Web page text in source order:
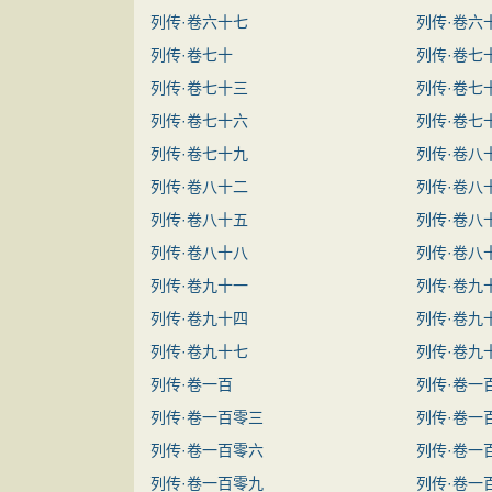
列传·卷六十七
列传·卷六
列传·卷七十
列传·卷七
列传·卷七十三
列传·卷七
列传·卷七十六
列传·卷七
列传·卷七十九
列传·卷八
列传·卷八十二
列传·卷八
列传·卷八十五
列传·卷八
列传·卷八十八
列传·卷八
列传·卷九十一
列传·卷九
列传·卷九十四
列传·卷九
列传·卷九十七
列传·卷九
列传·卷一百
列传·卷一
列传·卷一百零三
列传·卷一
列传·卷一百零六
列传·卷一
列传·卷一百零九
列传·卷一